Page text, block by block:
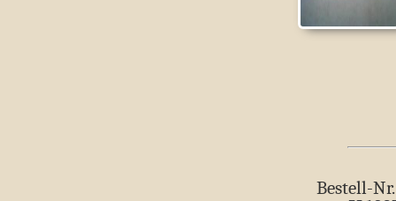
Bestell-